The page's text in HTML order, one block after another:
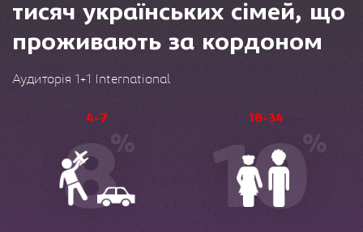
тисяч українських сімей, що
проживають за кордоном
Аудиторія 1+1 International
4-7
8%
18-34
10%